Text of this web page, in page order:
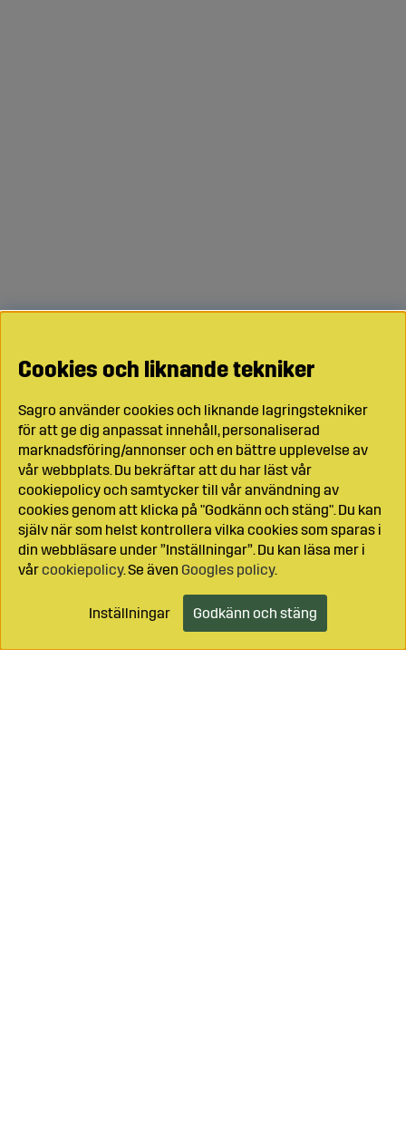
Lägg i kundvagnen
Cookies och liknande tekniker
Sagro använder cookies och liknande lagringstekniker
för att ge dig anpassat innehåll, personaliserad
marknadsföring/annonser och en bättre upplevelse av
vår webbplats. Du bekräftar att du har läst vår
cookiepolicy och samtycker till vår användning av
cookies genom att klicka på "Godkänn och stäng". Du kan
själv när som helst kontrollera vilka cookies som sparas i
din webbläsare under ”Inställningar”. Du kan läsa mer i
vårcookiepolicy. Se även Googles policy.
Inställningar Godkänn och stäng